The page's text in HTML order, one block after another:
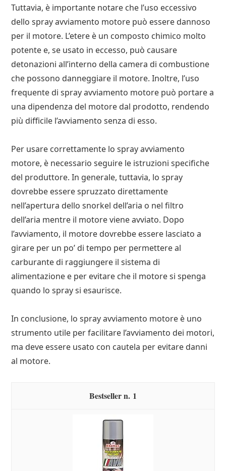
Tuttavia, è importante notare che l’uso eccessivo
dello spray avviamento motore può essere dannoso
per il motore. L’etere è un composto chimico molto
potente e, se usato in eccesso, può causare
detonazioni all’interno della camera di combustione
che possono danneggiare il motore. Inoltre, l’uso
frequente di spray avviamento motore può portare a
una dipendenza del motore dal prodotto, rendendo
più difficile l’avviamento senza di esso.
Per usare correttamente lo spray avviamento
motore, è necessario seguire le istruzioni specifiche
del produttore. In generale, tuttavia, lo spray
dovrebbe essere spruzzato direttamente
nell’apertura dello snorkel dell’aria o nel filtro
dell’aria mentre il motore viene avviato. Dopo
l’avviamento, il motore dovrebbe essere lasciato a
girare per un po’ di tempo per permettere al
carburante di raggiungere il sistema di
alimentazione e per evitare che il motore si spenga
quando lo spray si esaurisce.
In conclusione, lo spray avviamento motore è uno
strumento utile per facilitare l’avviamento dei motori,
ma deve essere usato con cautela per evitare danni
al motore.
1